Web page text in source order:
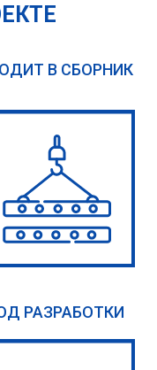
В СБОРНИК
РАЗРАБОТКИ